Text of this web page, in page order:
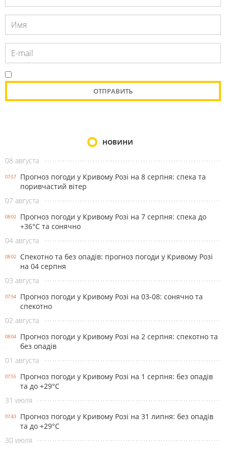
НОВИНИ
08 августа
07:57
Прогноз погоди у Кривому Розі на 8 серпня: спека та
поривчастий вітер
07 августа
08:02
Прогноз погоди у Кривому Розі на 7 серпня: спека до
+36°С та сонячно
04 августа
08:02
Спекотно та без опадів: прогноз погоди у Кривому Розі
на 04 серпня
03 августа
07:54
Прогноз погоди у Кривому Розі на 03-08: сонячно та
спекотно
02 августа
08:04
Прогноз погоди у Кривому Розі на 2 серпня: спекотно та
без опадів
01 августа
07:55
Прогноз погоди у Кривому Розі на 1 серпня: без опадів
та до +29°С
31 июля
07:43
Прогноз погоди у Кривому Розі на 31 липня: без опадів
та до +29°С
30 июля